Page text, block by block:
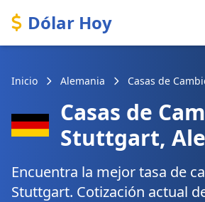
Dólar Hoy
Inicio Alemania Casas de
Casas de
Stuttgart,
Encuentra la mejor tasa de
Stuttgart. Cotización actual